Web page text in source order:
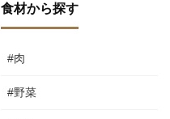
食材から探す
#肉
#野菜